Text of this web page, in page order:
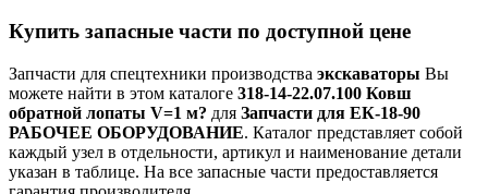
Купить запасные части по доступной цене
Запчасти для спецтехники производства экскаваторы Вы
можете найти в этом каталоге 318-14-22.07.100 Ковш
обратной лопаты V=1 м? для Запчасти для ЕК-18-90
РАБОЧЕЕ ОБОРУДОВАНИЕ. Каталог представляет собой
каждый узел в отдельности, артикул и наименование детали
указан в таблице. На все запасные части предоставляется